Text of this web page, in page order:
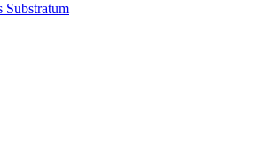
Substratum